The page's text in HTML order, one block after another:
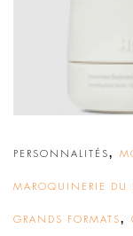
PERSONNALITÉS,
MAROQUINERIE DU
GRANDS FORMATS,